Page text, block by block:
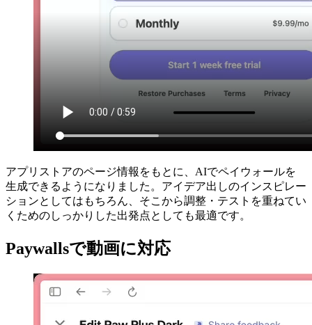
アプリストアのページ情報をもとに、AIでペイウォールを
生成できるようになりました。アイデア出しのインスピレー
ションとしてはもちろん、そこから調整・テストを重ねてい
くためのしっかりした出発点としても最適です。
Paywallsで動画に対応